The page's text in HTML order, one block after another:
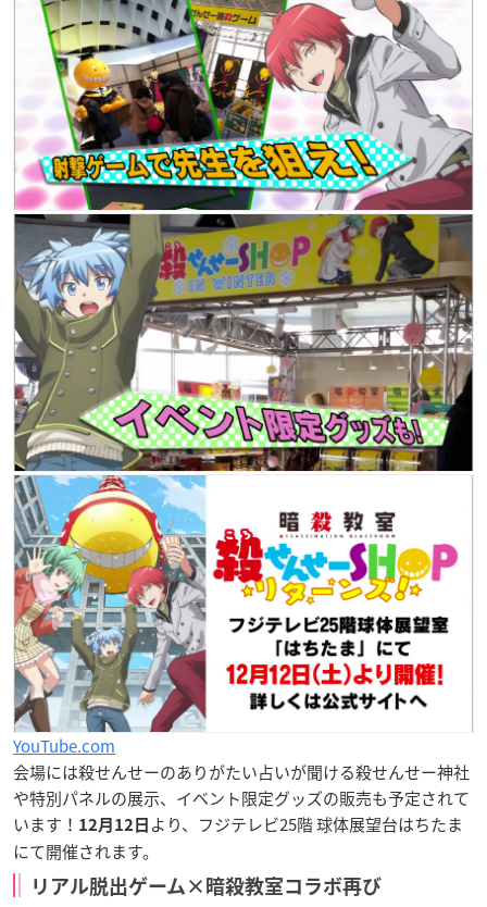
YouTube.com
会場には殺せんせーのありがたい占いが聞ける殺せんせー神社
や特別パネルの展示、 イベント限定グッズの販売も予定されて
います！ 12月12日 より、フジテレビ25階 球体展望台はちたま
にて開催されます。
リアル脱出ゲーム×暗殺教室コラボ再び